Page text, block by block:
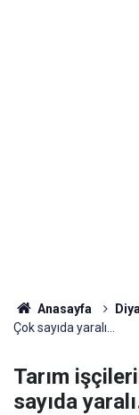
Anasayfa
Çok sayıda yaralı…
Tarım
sayıda